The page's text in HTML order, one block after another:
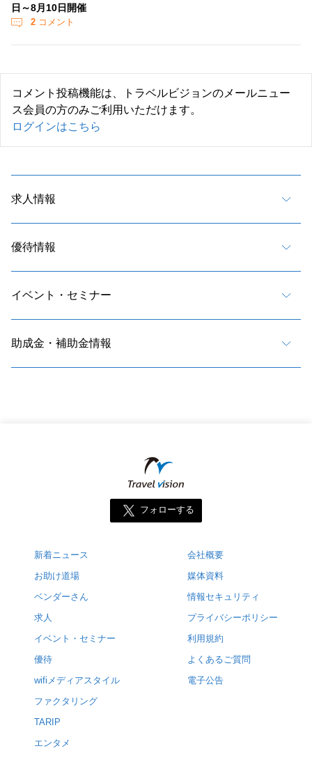
日～8月10日開催
2 コメント
コメント投稿機能は、トラベルビジョンのメールニュー
ス会員の方のみご利用いただけます。
ログインはこちら
求人情報
優待情報
イベント・セミナー
助成金・補助金情報
フォローする
新着ニュース
お助け道場
ベンダーさん
求人
イベント・セミナー
優待
wifiメディアスタイル
ファクタリング
TARIP
エンタメ
会社概要
媒体資料
情報セキュリティ
プライバシーポリシー
利用規約
よくあるご質問
電子公告